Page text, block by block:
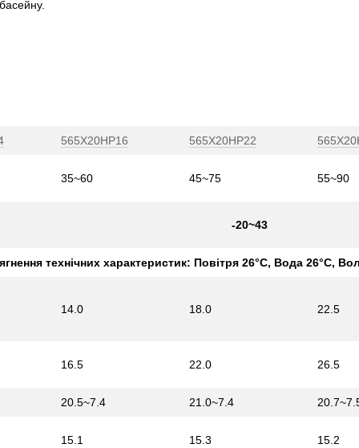
565X20HP16 565X20HP22
35~60 45~75 55~90
-20~43
технічних характеристик: Повітря 26°C, Вода 26°C,
14.0 18.0 22.5
16.5 22.0 26.5
20.5~7.4 21.0~7.4
15.1 15.3 15.2